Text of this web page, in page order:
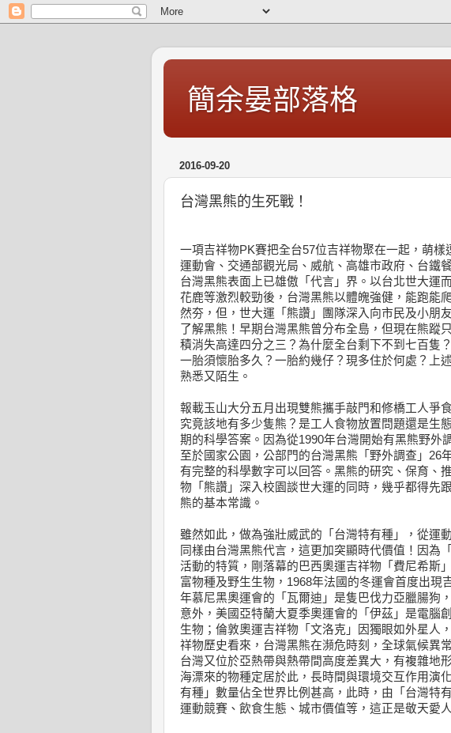
簡余晏部落格
2016-09-20
台灣黑熊的生死戰！
一項吉祥物PK賽把全台57位吉祥物聚在一起，萌
運動會、交通部觀光局、威航、高雄市政府、台鐵
台灣黑熊表面上已雄傲「代言」界。以台北世大運
花鹿等激烈較勁後，台灣黑熊以體魄強健，能跑能
然夯，但，世大運「熊讚」團隊深入向市民及小朋
了解黑熊！早期台灣黑熊曾分布全島，但現在熊蹤
積消失高達四分之三？為什麼全台剩下不到七百隻
一胎須懷胎多久？一胎約幾仔？現多住於何處？上
熟悉又陌生。
報載玉山大分五月出現雙熊攜手敲門和修橋工人爭
究竟該地有多少隻熊？是工人食物放置問題還是生
期的科學答案。因為從1990年台灣開始有黑熊野外
至於國家公園，公部門的台灣黑熊「野外調查」26
有完整的科學數字可以回答。黑熊的研究、保育、
物「熊讚」深入校園談世大運的同時，幾乎都得先
熊的基本常識。
雖然如此，做為強壯威武的「台灣特有種」，從運
同樣由台灣黑熊代言，這更加突顯時代價值！因為
活動的特質，剛落幕的巴西奧運吉祥物「費尼希斯
富物種及野生生物，1968年法國的冬運會首度出現
年慕尼黑奧運會的「瓦爾迪」是隻巴伐力亞臘腸狗
意外，美國亞特蘭大夏季奧運會的「伊茲」是電腦
生物；倫敦奧運吉祥物「文洛克」因獨眼如外星人
祥物歷史看來，台灣黑熊在瀕危時刻，全球氣候異
台灣又位於亞熱帶與熱帶間高度差異大，有複雜地
海漂來的物種定居於此，長時間與環境交互作用演
有種」數量佔全世界比例甚高，此時，由「台灣特
運動競賽、飲食生態、城市價值等，這正是敬天愛